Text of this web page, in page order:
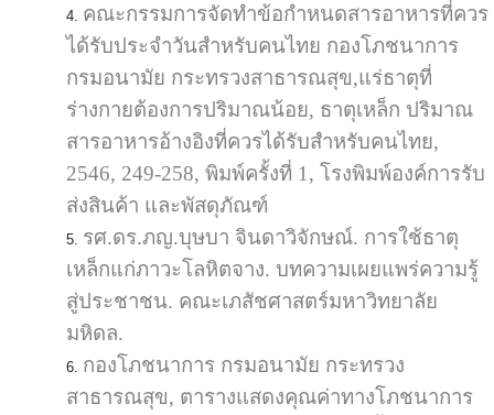
คณะกรรมการจัดทำข้อกำหนดสารอาหารที่ควร
ได้รับประจำวันสำหรับคนไทย กองโภชนาการ
กรมอนามัย กระทรวงสาธารณสุข,แร่ธาตุที่
ร่างกายต้องการปริมาณน้อย, ธาตุเหล็ก ปริมาณ
สารอาหารอ้างอิงที่ควรได้รับสำหรับคนไทย,
2546, 249-258, พิมพ์ครั้งที่ 1, โรงพิมพ์องค์การรับ
ส่งสินค้า และพัสดุภัณฑ์
รศ.ดร.ภญ.บุษบา จินดาวิจักษณ์. การใช้ธาตุ
เหล็กแก่ภาวะโลหิตจาง. บทความเผยแพร่ความรู้
สู่ประชาชน. คณะเภสัชศาสตร์มหาวิทยาลัย
มหิดล.
กองโภชนาการ กรมอนามัย กระทรวง
สาธารณสุข, ตารางแสดงคุณค่าทางโภชนาการ